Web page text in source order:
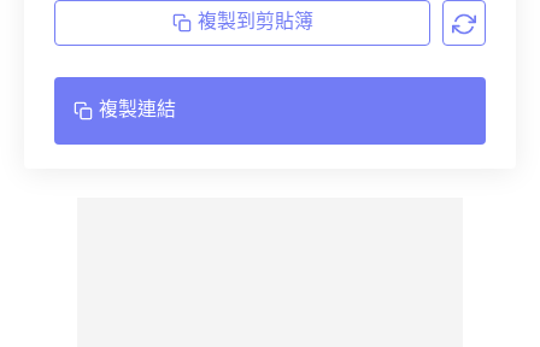
複製到剪貼簿
複製連結